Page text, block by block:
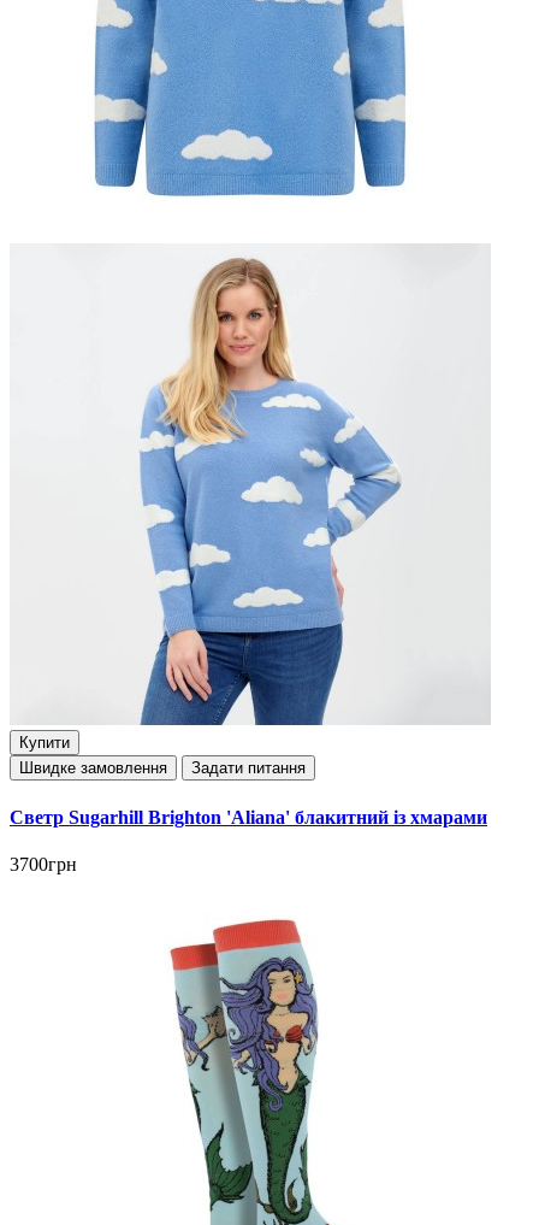
Купити
Швидке замовлення
Задати питання
Светр Sugarhill Brighton 'Aliana' блакитний із хмарами
3700грн